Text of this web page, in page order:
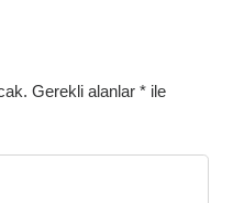
Gerekli alanlar *ile